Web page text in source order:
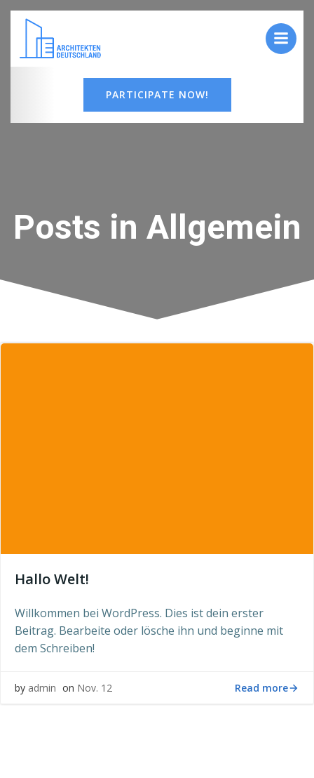
Zum
PARTICIPATE NOW!
Posts in Allgemein
Hallo Welt!
Willkommen bei WordPress. Dies ist dein erster
Beitrag. Bearbeite oder lösche ihn und beginne mit
dem Schreiben!
by admin on Nov. 12 Read more